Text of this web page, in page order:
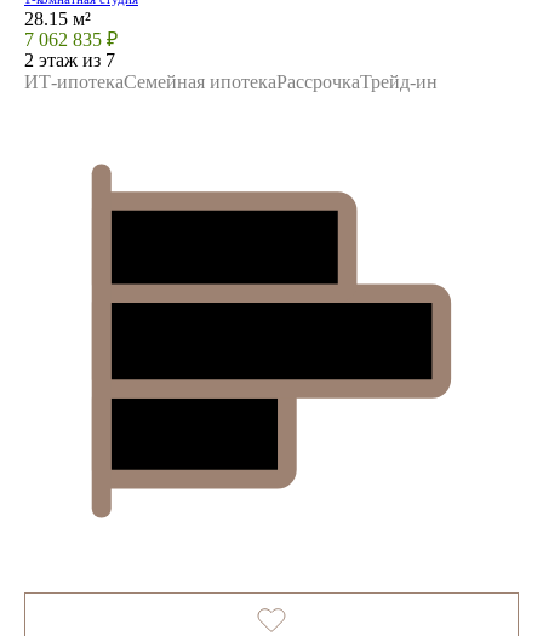
28.15 м²
7 062 835 ₽
2 этаж из 7
ИТ-ипотекаСемейная ипотекаРассрочкаТрейд-ин